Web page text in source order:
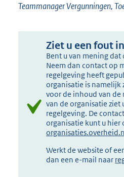
Teammanager Vergunningen,
Ziet u een fout
Bent u van mening
Neem dan contact op
regelgeving heeft
organisatie is
voor de inhoud van de
van de organisatie ziet
regelgeving. De
organisatie kunt u hier
Werkt de website of
dan een e-mail naar